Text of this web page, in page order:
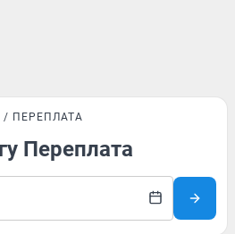
ПЕРЕПЛАТА
Переплата